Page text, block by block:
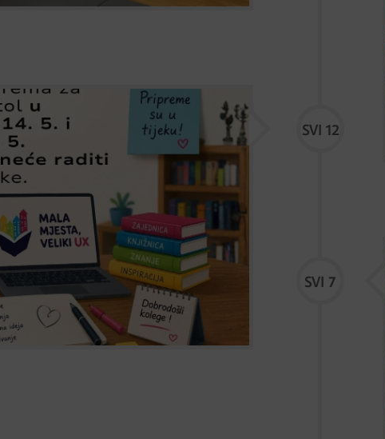
VREMENA
SVI 12
Okrugli stol, u četvrtak 14.5. i petak 15.5.,
za korisnike
SVI 7